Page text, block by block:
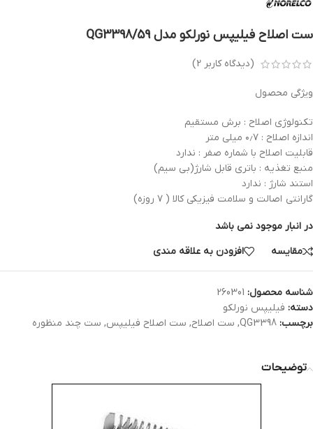
ست اصلاح فیلیپس نورلکو مدل QG3398/59
(دیدگاه کاربر 2
)
ویژگی محصول
تکنولوژی اصلاح : برش مستقیم
اندازه اصلاح : ۰٫۷ میلی متر
قابلیت اصلاح با شماره صفر : ندارد
منبع تغذیه : باتری قابل شارژ(بی سیم)
استند شارژ : ندارد
گارانتی اصالت و سلامت فیزیکی کالا ( ۷ روزه)
در انبار موجود نمی باشد
مقایسه
افزودن به علاقه مندی
شناسه محصول: 260301
دسته: فیلیپس نورلکو
برچسب: QG3398
, ست اصلاح, ست اصلاح فیلیپس, ست چند منظوره
توضیحات